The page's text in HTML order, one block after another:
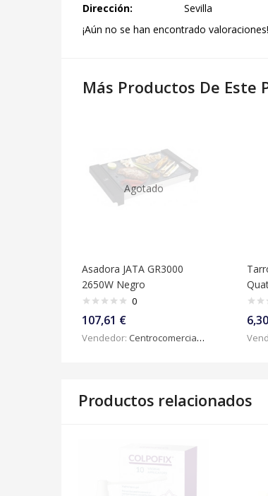
Dirección:
Sevilla
¡Aún no se han encontrado valoraciones!
Más Productos De Este
Agotado
Asadora JATA GR3000
2650W Negro
0
107,61 €
Vendedor: Centrocomercialdigital
6,30
Productos relacionados